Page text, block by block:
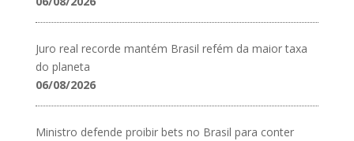
Juro real recorde mantém Brasil refém da maior taxa
do planeta
06/08/2026
Ministro defende proibir bets no Brasil para conter